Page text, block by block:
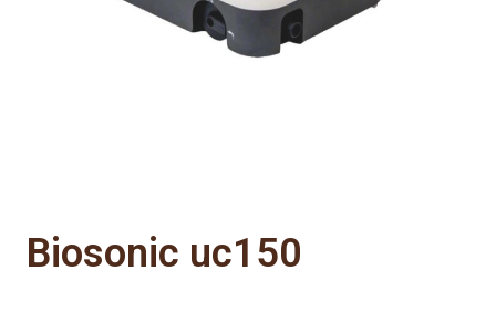
biosonic uc150